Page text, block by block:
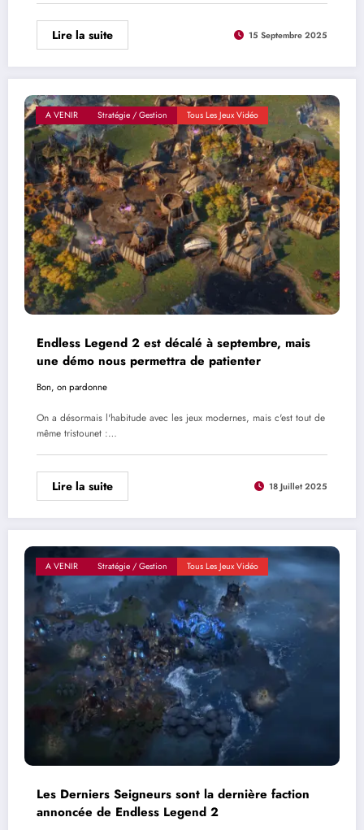
Lire la suite 15 Septembre 2025
A VENIR Stratégie / Gestion Tous Les Jeux Vidéo
Endless Legend 2 est décalé à septembre, mais
une démo nous permettra de patienter
Bon, on pardonne
On a désormais l'habitude avec les jeux modernes, mais c'est tout de
même tristounet :…
Lire la suite 18 Juillet 2025
A VENIR Stratégie / Gestion Tous Les Jeux Vidéo
Les Derniers Seigneurs sont la dernière faction
annoncée de Endless Legend 2